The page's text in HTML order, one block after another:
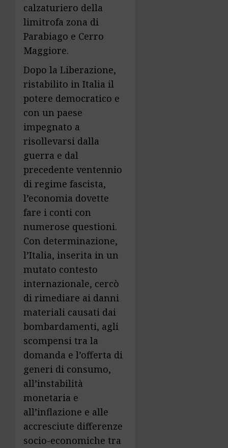
calzaturiero della
limitrofa zona di
Parabiago e Cerro
Maggiore.
Dopo la Liberazione,
ristabilito in Italia il
potere democratico e
con un paese
impegnato a
risollevarsi dalla
guerra e dal
precedente ventennio
di regime fascista,
l’economia dovette
fare i conti con
numerose questioni.
Con determinazione,
l’Italia, inserita in un
mutato contesto
internazionale, cercò
di rimediare ai danni
materiali causati dai
bombardamenti, agli
scompensi tra la
domanda e l’offerta di
generi di consumo,
all’instabilità
monetaria e
all’inflazione e alle
accresciute differenze
socio-economiche tra